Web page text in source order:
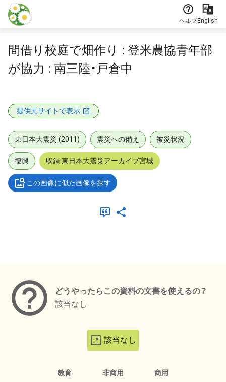
本文に飛ぶ
ヘルプEnglish
間借り校庭で畑作り : 登米農協青年部
が協力 : 南三陸・戸倉中
提供元サイトで表示
東日本大震災 (2011) 震災への備え 被災状況
復興 収録:東日本大震災アーカイブ宮城
この画像に似た画像を探す
どうやったらこの資料の文書を使えるの？
該当なし
該当なし
教育 非商用 商用